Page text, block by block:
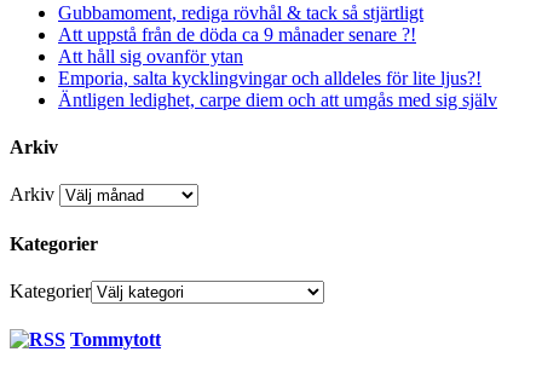
Gubbamoment, rediga rövhål & tack så stjärtligt
Att uppstå från de döda ca 9 månader senare ?!
Att håll sig ovanför ytan
Emporia, salta kycklingvingar och alldeles för lite ljus?!
Äntligen ledighet, carpe diem och att umgås med sig själv
Arkiv
Arkiv
Kategorier
Kategorier
Tommytott